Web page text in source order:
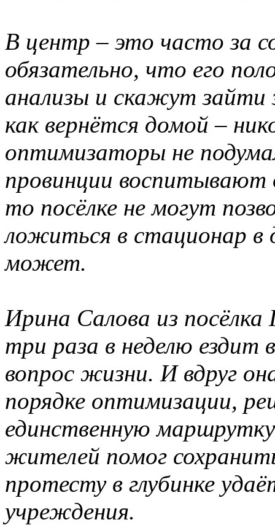
В центр – это часто за
обязательно, что его
анализы и скажут
как вернётся домой –
оптимизаторы не
провинции воспитывают
то посёлке не могут
ложиться в стационар в
может.
Ирина Салова из посёлка
три раза в неделю ездит
вопрос жизни. И вдруг
порядке оптимизации,
единственную
жителей помог
протесту в глубинке
учреждения.